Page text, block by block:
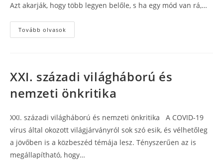
Azt akarják, hogy több legyen belőle, s ha egy mód van rá,…
Tovább olvasok
forint
XXI. századi világháború és
nemzeti önkritika
XXI. századi világháború és nemzeti önkritika A COVID-19
vírus által okozott világjárványról sok szó esik, és vélhetőleg
a jövőben is a közbeszéd témája lesz. Tényszerűen az is
megállapítható, hogy…